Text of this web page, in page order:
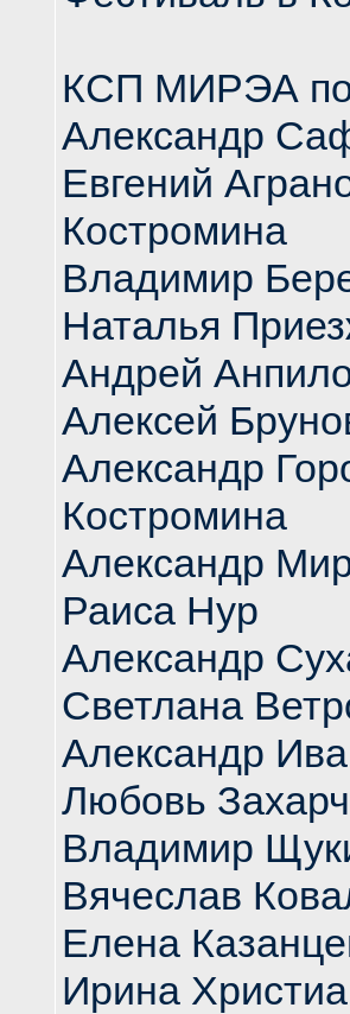
КСП МИРЭА
Александр
Евгений
Костромина
Владимир
Наталья
Андрей
Алексей
Александр
Костромина
Александр
Раиса Нур
Александр
Светлана
Александр
Любовь
Владимир
Вячеслав
Елена
Ирина